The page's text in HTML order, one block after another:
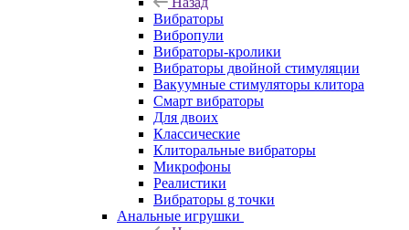
Вибраторы
Вибропули
Вибраторы-кролики
Вибраторы двойной стимуляции
Вакуумные стимуляторы клитора
Смарт вибраторы
Для двоих
Классические
Клиторальные вибраторы
Микрофоны
Реалистики
Вибраторы g точки
Анальные игрушки